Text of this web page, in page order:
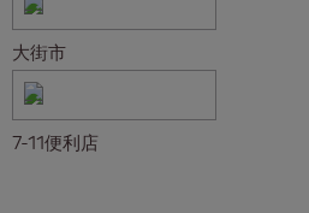
大街市
7-11便利店